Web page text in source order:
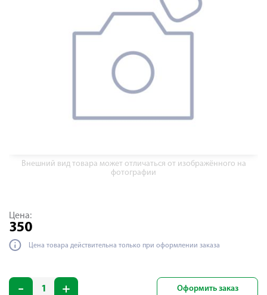
Внешний вид товара может отличаться от изображённого на
фотографии
Цена:
350
Цена товара действительна только при оформлении заказа
Оформить заказ